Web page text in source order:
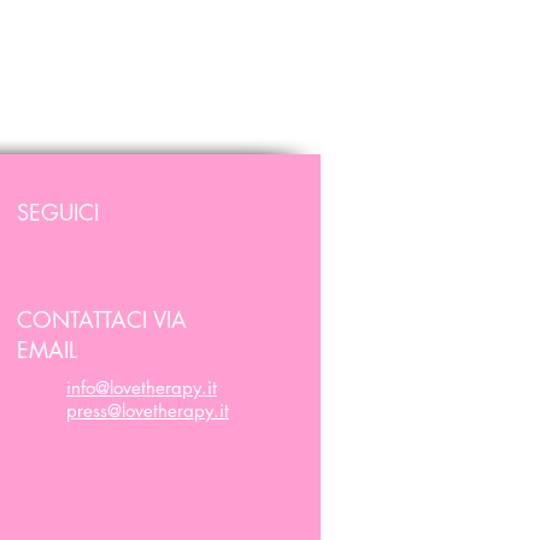
SEGUICI
CONTATTACI VIA
EMAIL
info@lovetherapy.it
press@lovetherapy.it